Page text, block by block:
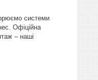
системи
Офіційна
– наші